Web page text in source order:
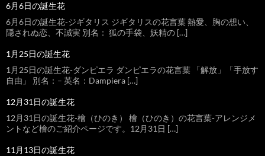
6月6日の誕生花
6月6日の誕生花-ジギタリス ジギタリスの花言葉 熱愛、胸の想い、
隠されぬ恋、不誠実 別名： 狐の手袋、妖精の […]
1月25日の誕生花
1月25日の誕生花-ダンピエラ ダンピエラの花言葉 「解放」「手放す
自由」 別名：– 英名：Dampiera […]
12月31日の誕生花
12月31日の誕生花-檜（ひのき） 檜（ひのき）の花言葉-アレンジメ
ントなど檜のご紹介ページです。12月31日 […]
11月13日の誕生花